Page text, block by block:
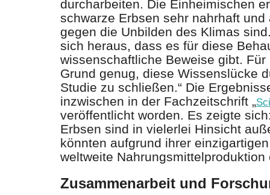
durcharbeiten. Die Einheimischen
schwarze Erbsen sehr nahrhaft
gegen die Unbilden des Klimas
sich heraus, dass es für diese
wissenschaftliche Beweise gibt. Für
Grund genug, diese Wissenslücke
Studie zu schließen.“ Die
inzwischen in der Fachzeitschrift „
veröffentlicht worden. Es zeigte
Erbsen sind in vielerlei Hinsicht
könnten aufgrund ihrer
weltweite
Zusammenarbeit und